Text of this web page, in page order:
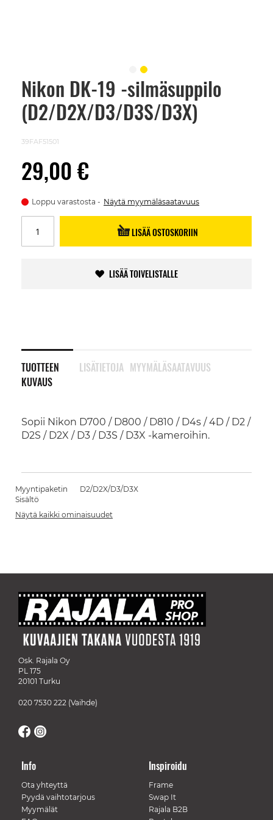
Nikon DK-19 -silmäsuppilo
(D2/D2X/D3/D3S/D3X)
39FAF51501
29,00 €
Loppu varastosta Näytä myymäläsaatavuus
LISÄÄ OSTOSKORIIN
LISÄÄ TOIVELISTALLE
TUOTTEEN
KUVAUS
Sopii Nikon D700 / D800 / D810 / D4s / 4D / D2 /
D2S / D2X / D3 / D3S / D3X -kameroihin.
LISÄTIETOJA MYYMÄLÄSAATAVUUS
Skip
beginning
images
Myyntipaketin
Sisältö
D2/D2X/D3/D3X
Näytä kaikki ominaisuudet
Osk. Rajala Oy
PL 175
20101 Turku
020 7530 222 (Vaihde)
Info
Ota yhteyttä
Pyydä vaihtotarjous
Myymälät
Inspiroidu
Frame
Swap It
Rajala B2B